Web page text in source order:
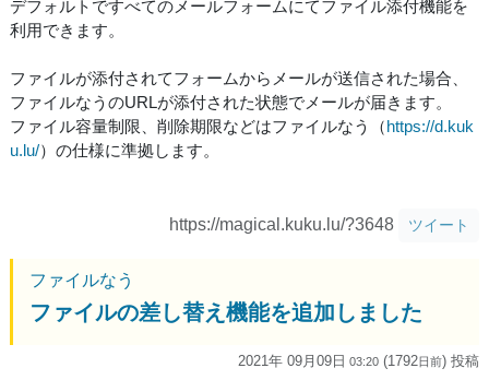
デフォルトですべてのメールフォームにてファイル添付機能を
利用できます。
ファイルが添付されてフォームからメールが送信された場合、
ファイルなうのURLが添付された状態でメールが届きます。
ファイル容量制限、削除期限などはファイルなう（https://d.kuk
u.lu/）の仕様に準拠します。
https://magical.kuku.lu/?3648 ツイート
ファイルなう
ファイルの差し替え機能を追加しました
2021年 09月09日 03:20 (1792日前) 投稿